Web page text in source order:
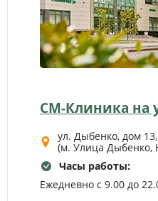
индивидуально, чтобы
эффектом и
СМ-Клиника на
ул. Дыбенко, дом
(м. Улица Дыбенко,
Часы работы:
Ежедневно с 9.00 до